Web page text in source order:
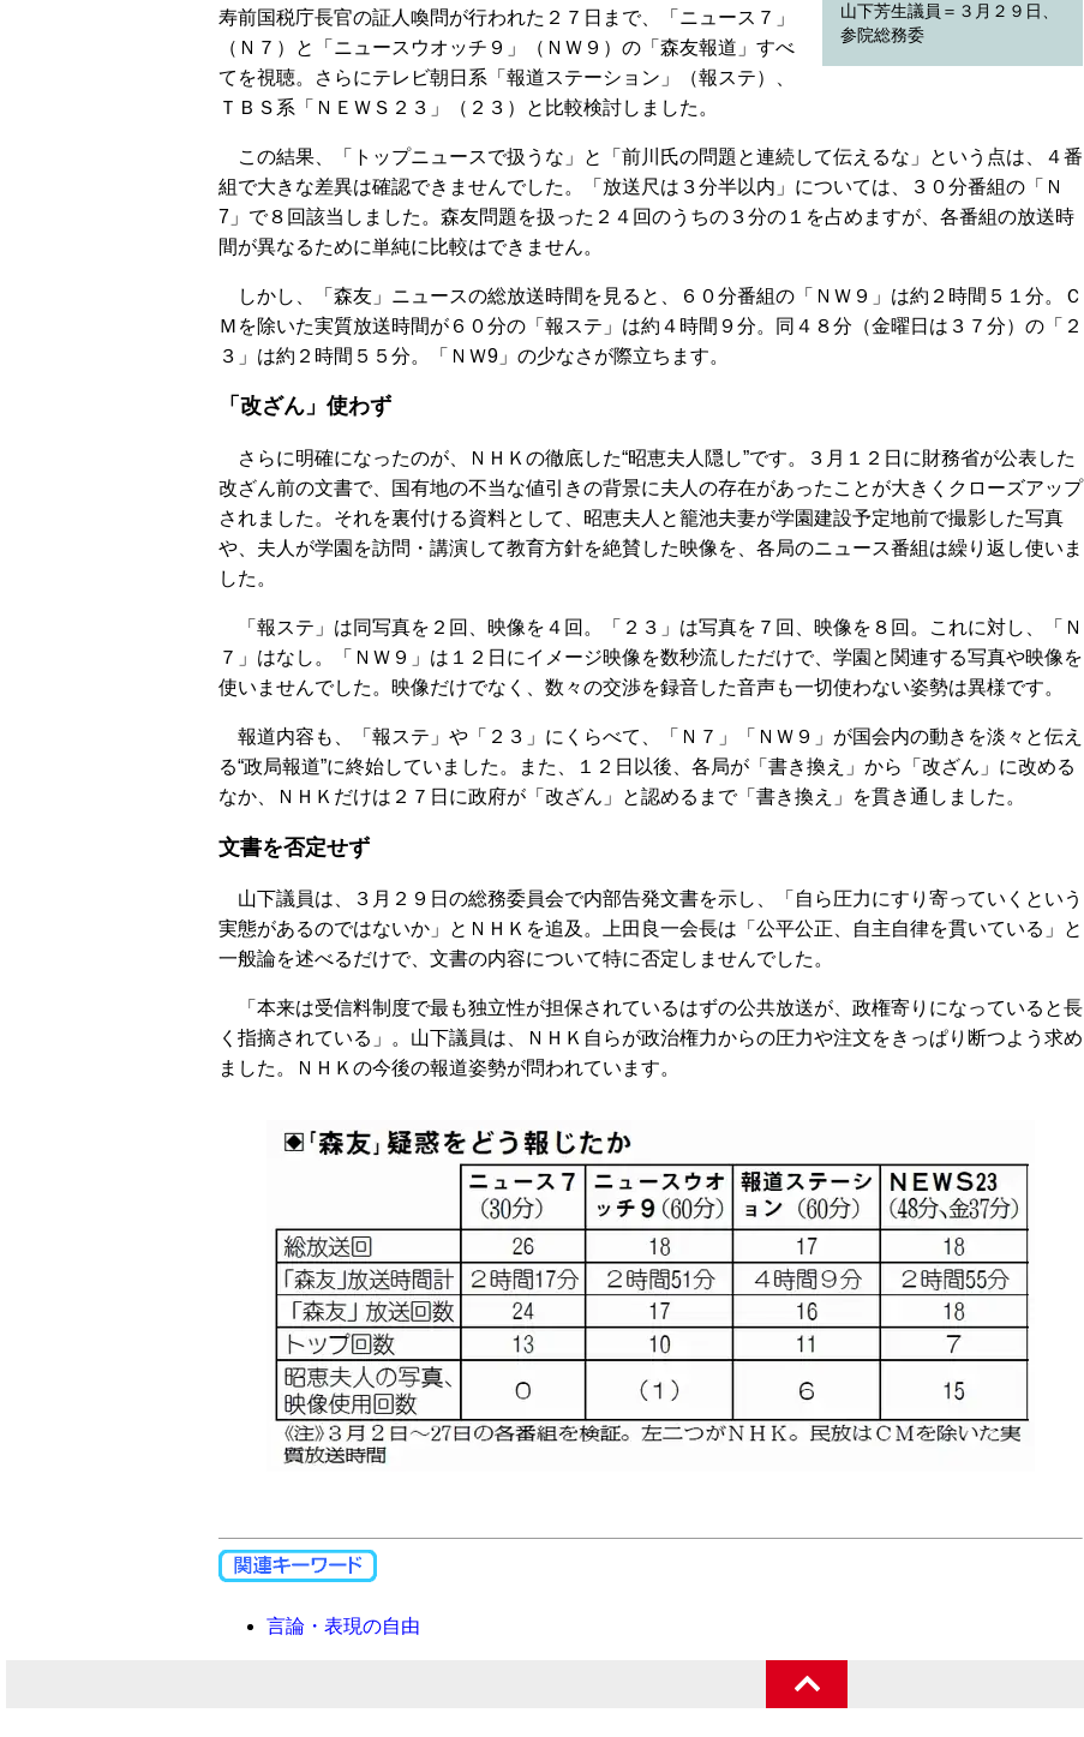
山下芳生議員＝３月２９日、
参院総務委
寿前国税庁長官の証人喚問が行われた２７日まで、「ニュース７」
（Ｎ７）と「ニュースウオッチ９」（ＮＷ９）の「森友報道」すべ
てを視聴。さらにテレビ朝日系「報道ステーション」（報ステ）、
ＴＢＳ系「ＮＥＷＳ２３」（２３）と比較検討しました。
この結果、「トップニュースで扱うな」と「前川氏の問題と連続して伝えるな」という点は、４番
組で大きな差異は確認できませんでした。「放送尺は３分半以内」については、３０分番組の「Ｎ
7」で８回該当しました。森友問題を扱った２４回のうちの３分の１を占めますが、各番組の放送時
間が異なるために単純に比較はできません。
しかし、「森友」ニュースの総放送時間を見ると、６０分番組の「ＮＷ９」は約２時間５１分。Ｃ
Ｍを除いた実質放送時間が６０分の「報ステ」は約４時間９分。同４８分（金曜日は３７分）の「２
３」は約２時間５５分。「ＮＷ9」の少なさが際立ちます。
「改ざん」使わず
さらに明確になったのが、ＮＨＫの徹底した“昭恵夫人隠し”です。３月１２日に財務省が公表した
改ざん前の文書で、国有地の不当な値引きの背景に夫人の存在があったことが大きくクローズアップ
されました。それを裏付ける資料として、昭恵夫人と籠池夫妻が学園建設予定地前で撮影した写真
や、夫人が学園を訪問・講演して教育方針を絶賛した映像を、各局のニュース番組は繰り返し使いま
した。
「報ステ」は同写真を２回、映像を４回。「２３」は写真を７回、映像を８回。これに対し、「Ｎ
７」はなし。「ＮＷ９」は１２日にイメージ映像を数秒流しただけで、学園と関連する写真や映像を
使いませんでした。映像だけでなく、数々の交渉を録音した音声も一切使わない姿勢は異様です。
報道内容も、「報ステ」や「２３」にくらべて、「Ｎ７」「ＮＷ９」が国会内の動きを淡々と伝え
る“政局報道”に終始していました。また、１２日以後、各局が「書き換え」から「改ざん」に改める
なか、ＮＨＫだけは２７日に政府が「改ざん」と認めるまで「書き換え」を貫き通しました。
文書を否定せず
山下議員は、３月２９日の総務委員会で内部告発文書を示し、「自ら圧力にすり寄っていくという
実態があるのではないか」とＮＨＫを追及。上田良一会長は「公平公正、自主自律を貫いている」と
一般論を述べるだけで、文書の内容について特に否定しませんでした。
「本来は受信料制度で最も独立性が担保されているはずの公共放送が、政権寄りになっていると長
く指摘されている」。山下議員は、ＮＨＫ自らが政治権力からの圧力や注文をきっぱり断つよう求め
ました。ＮＨＫの今後の報道姿勢が問われています。
言論・表現の自由